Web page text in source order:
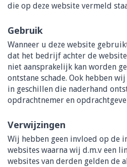
die op deze website vermeld
Gebruik
Wanneer u deze website
dat het bedrijf achter de
niet aansprakelijk kan worden
ontstane schade. Ook hebben
in geschillen die naderhand
opdrachtnemer en
Verwijzingen
Wij hebben geen invloed op de
websites waarna wij d.m.v een
websites van derden gelden de